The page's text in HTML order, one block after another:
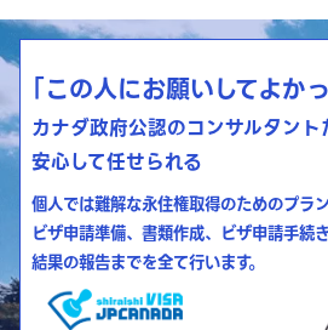
「この人にお願いしてよか
カナダ政府公認のコンサルタント
安心して任せられる
個人では難解な永住権取得のためのプラン
ビザ申請準備、書類作成、ビザ申請手続
結果の報告までを全て行います。